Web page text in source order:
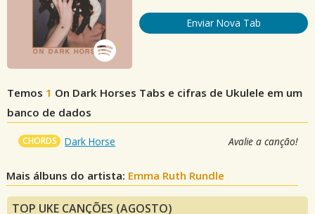
Enviar Nova Tab
Temos 1 On Dark Horses Tabs e cifras de Ukulele em um
banco de dados
CHORDS Dark Horse Avalie a canção!
Mais álbuns do artista: Emma Ruth Rundle
TOP UKE CANÇÕES (AGOSTO)